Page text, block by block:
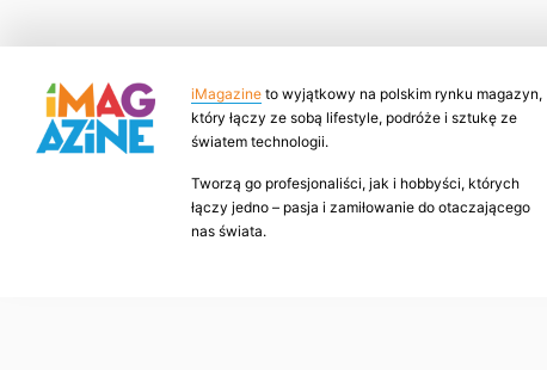
iMagazine to wyjątkowy na polskim rynku magazyn,
który łączy ze sobą lifestyle, podróże i sztukę ze
światem technologii.
Tworzą go profesjonaliści, jak i hobbyści, których
łączy jedno – pasja i zamiłowanie do otaczającego
nas świata.